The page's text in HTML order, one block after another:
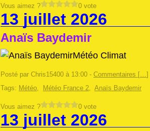
Vous aimez ? 0 vote
13 juillet 2026
Anaïs Baydemir
Météo Climat
Posté par Chris15400 à 13:00 - Commentaires […]
Tags: Météo, Météo France 2, Anaïs Baydemir
Vous aimez ? 0 vote
13 juillet 2026